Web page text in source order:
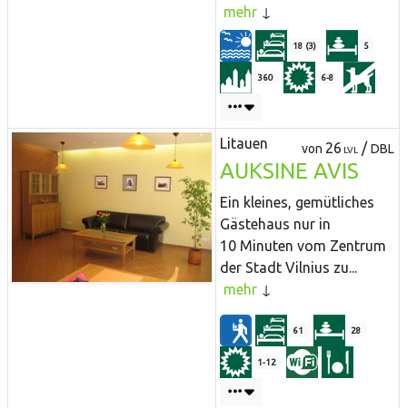
mehr
18 (3) 5
360 6-8
Litauen von 26 LVL /DBL
AUKSINE AVIS
Ein kleines, gemütliches
Gästehaus nur in
10 Minuten vom Zentrum
der Stadt Vilnius zu...
mehr
61 28
1-12